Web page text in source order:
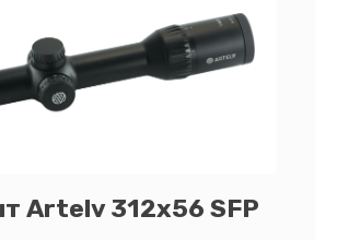
Artelv 312x56 SFP